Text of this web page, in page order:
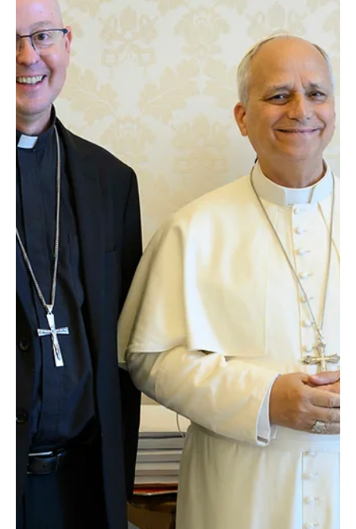
especialmente la de los migrantes. El obispo auxiliar de Denver,
Jorge Rodríguez, reza el Rosario frente al Centro Correccional de
Hudson, que reabrirá como centro de detención para el Servicio
de Inmigración y Control de Aduanas de los Estados Unidos (ICE).
(Foto de Joe Donelson/El Puebl